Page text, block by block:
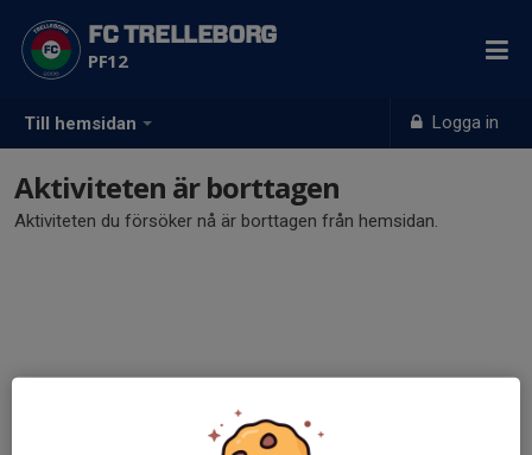
Till hemsidan Logga in
FC TRELLEBORG
PF12
Aktiviteten är borttagen
Aktiviteten du försöker nå är borttagen från hemsidan.